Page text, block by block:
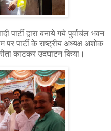
पार्टी द्वारा बनाये गये पुर्वाचंल भवन
पार्टी के राष्ट्रीय अध्यक्ष अशोक
काटकर उदघाटन किया।